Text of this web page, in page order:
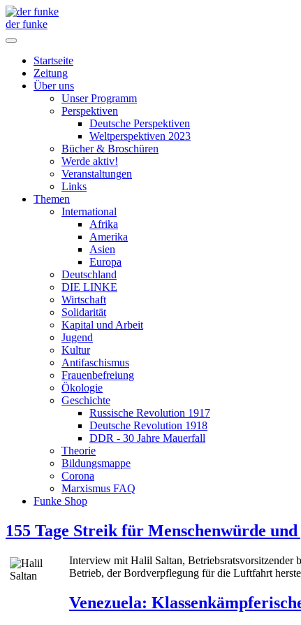
der funke
Startseite
Zeitung
Über uns
Unser Programm
Perspektiven
Deutsche Perspektiven
Weltperspektiven 2023
Bücher & Broschüren
Werde aktiv!
Veranstaltungen
Links
Themen
International
Afrika
Amerika
Asien
Europa
Deutschland
DIE LINKE
Wirtschaft
Solidarität
Kapital und Arbeit
Jugend
Kultur
Antifaschismus
Frauenbefreiung
Ökologie
Geschichte
Russische Revolution 1917
Deutsche Revolution 1918
DDR - 30 Jahre Mauerfall
Theorie
Bildungsmappe
Corona
Marxismus FAQ
Funke Shop
155 Tage Streik für Menschenwürde
Interview mit Halil Saltan, Betriebsratsvorsitzender
Betrieb, der Bordverpflegung für die Luftfahrt
Venezuela: